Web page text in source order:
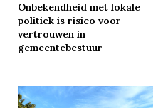
Onbekendheid met lokale
politiek is risico voor
vertrouwen in
gemeentebestuur